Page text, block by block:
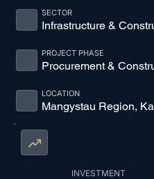
Infrastructure &
SECTOR
Procurement &
PROJECT PHASE
Mangystau Region,
LOCATION
INVESTMENT